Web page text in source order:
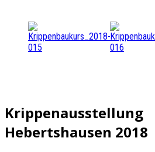
Krippenausstellung
Hebertshausen 2018